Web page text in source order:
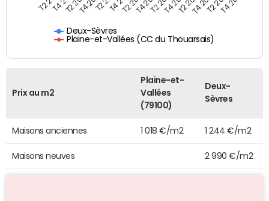
Deux-Sèvres
Plaine-et-Vallées (CC du Thouarsais)
Prix au m2
Plaine-et-
Vallées
(79100)
Deux-
Sèvres
Maisons anciennes 1 018 €/m2 1 244 €/m2
Maisons neuves 2 990 €/m2